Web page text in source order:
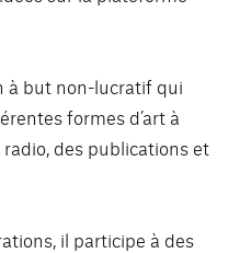
à but non-lucratif qui
formes d’art à
des publications et
il participe à des